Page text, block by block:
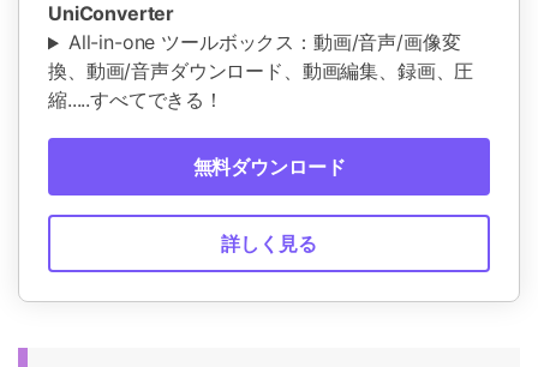
UniConverter
All-in-one ツールボックス：動画/音声/画像変
換、動画/音声ダウンロード、動画編集、録画、圧
縮.....すべてできる！
無料ダウンロード
詳しく見る